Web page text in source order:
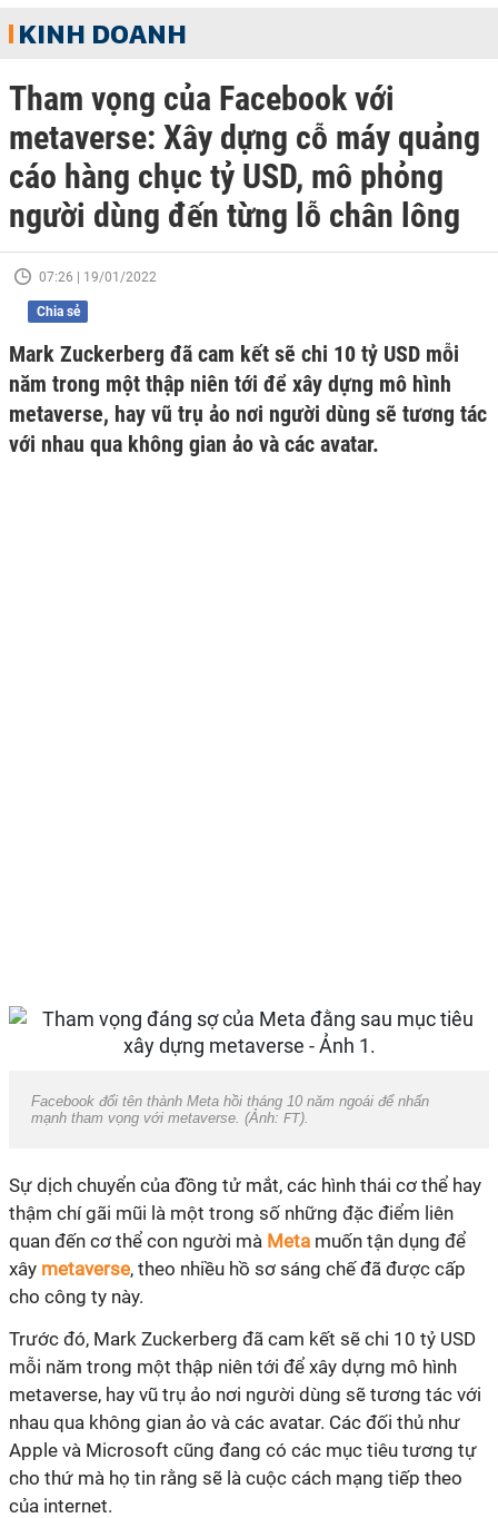
KINH DOANH
Tham vọng của Facebook với
metaverse: Xây dựng cỗ máy quảng
cáo hàng chục tỷ USD, mô phỏng
người dùng đến từng lỗ chân lông
07:26 | 19/01/2022
Chia sẻ
Mark Zuckerberg đã cam kết sẽ chi 10 tỷ USD mỗi
năm trong một thập niên tới để xây dựng mô hình
metaverse, hay vũ trụ ảo nơi người dùng sẽ tương tác
với nhau qua không gian ảo và các avatar.
Facebook đổi tên thành Meta hồi tháng 10 năm ngoái để nhấn
mạnh tham vọng với metaverse. (Ảnh: FT).
Sự dịch chuyển của đồng tử mắt, các hình thái cơ thể hay
thậm chí gãi mũi là một trong số những đặc điểm liên
quan đến cơ thể con người mà Meta muốn tận dụng để
xây metaverse, theo nhiều hồ sơ sáng chế đã được cấp
cho công ty này.
Trước đó, Mark Zuckerberg đã cam kết sẽ chi 10 tỷ USD
mỗi năm trong một thập niên tới để xây dựng mô hình
metaverse, hay vũ trụ ảo nơi người dùng sẽ tương tác với
nhau qua không gian ảo và các avatar. Các đối thủ như
Apple và Microsoft cũng đang có các mục tiêu tương tự
cho thứ mà họ tin rằng sẽ là cuộc cách mạng tiếp theo
của internet.